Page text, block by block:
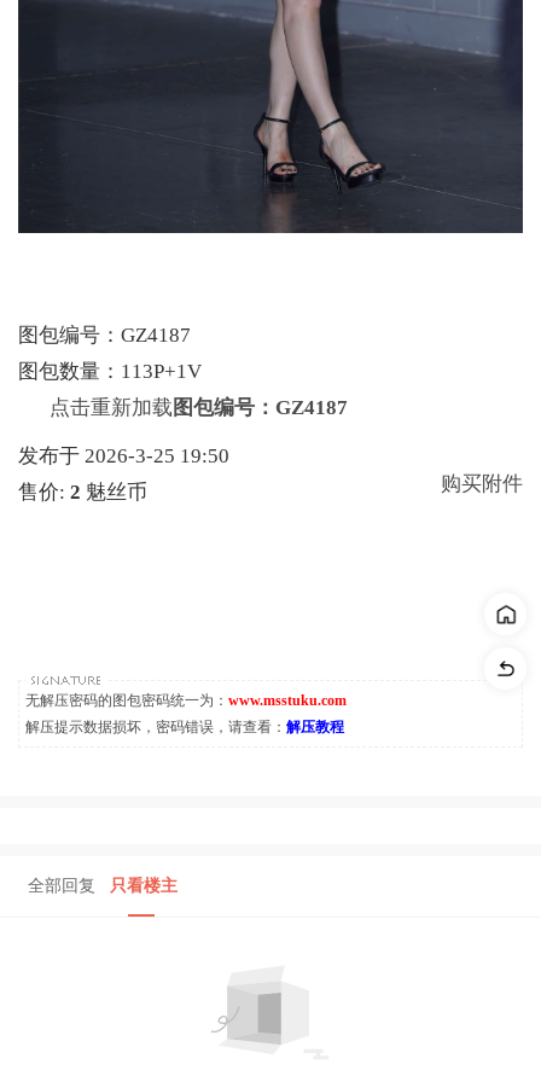
图包编号：GZ4187
图包数量：113P+1V
点击重新加载 图包编号：GZ4187
发布于 2026-3-25 19:50
售价: 2 魅丝币 购买附件
无解压密码的图包密码统一为： www.msstuku.com
解压提示数据损坏，密码错误，请查看： 解压教程
全部回复 只看楼主